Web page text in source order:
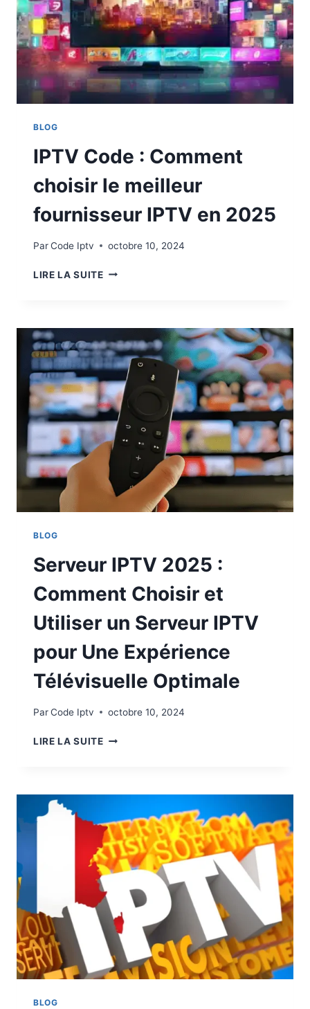
BLOG
IPTV Code : Comment
choisir le meilleur
fournisseur IPTV en 2025
ParCode Iptv octobre 10, 2024
LIRE LA SUITE
BLOG
Serveur IPTV 2025 :
Comment Choisir et
Utiliser un Serveur IPTV
pour Une Expérience
Télévisuelle Optimale
ParCode Iptv octobre 10, 2024
LIRE LA SUITE
BLOG